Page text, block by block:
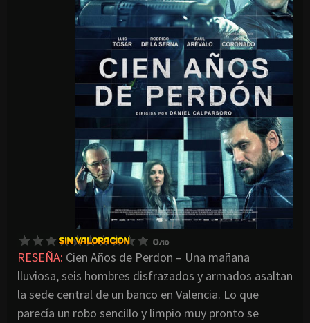
RESEÑA: Cien Años de Perdon – Una mañana
lluviosa, seis hombres disfrazados y armados asaltan
la sede central de un banco en Valencia. Lo que
parecía un robo sencillo y limpio muy pronto se